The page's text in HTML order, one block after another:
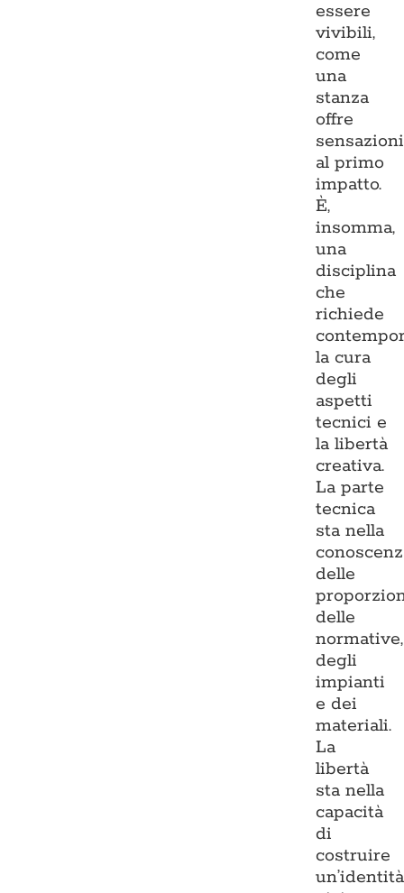
essere
vivibili,
come
una
stanza
offre
sensazioni
al primo
impatto.
È,
insomma,
una
disciplina
che
richiede
la cura
degli
aspetti
tecnici e
la libertà
creativa.
La parte
tecnica
sta nella
delle
delle
normative,
degli
impianti
e dei
materiali.
La
libertà
sta nella
capacità
di
costruire
un’identità